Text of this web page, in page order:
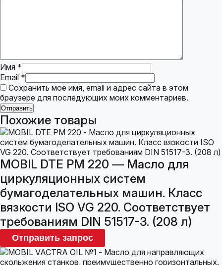
Имя *
Email *
Сохранить моё имя, email и адрес сайта в этом
браузере для последующих моих комментариев.
Похожие товары
MOBIL DTE PM 220 — Масло для
циркуляционных систем
бумагоделательных машин. Класс
вязкости ISO VG 220. Соответствует
требованиям DIN 51517-3. (208 л)
Отправить запрос